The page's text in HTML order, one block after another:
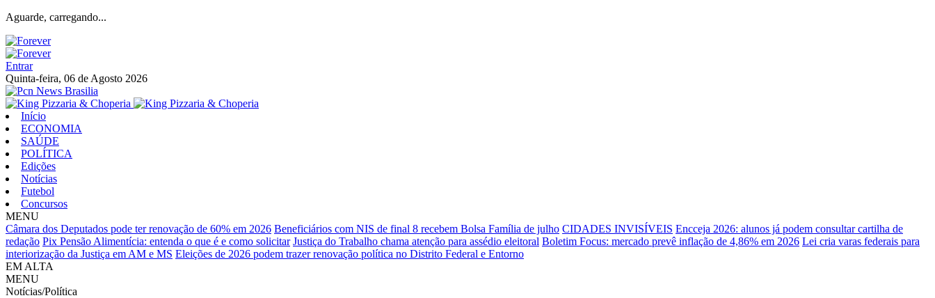
Aguarde, carregando...
Entrar
Quinta-feira, 06 de Agosto 2026
Início
ECONOMIA
SAÚDE
POLÍTICA
Edições
Notícias
Futebol
Concursos
MENU
Câmara dos Deputados pode ter renovação de 60% em 2026 Beneficiários com NIS de final 8 recebem Bolsa Família de julho CIDADES INVISÍVEIS Encceja 2026: alunos já podem consultar cartilha de
redação Pix Pensão Alimentícia: entenda o que é e como solicitar Justiça do Trabalho chama atenção para assédio eleitoral Boletim Focus: mercado prevê inflação de 4,86% em 2026 Lei cria varas federais para
interiorização da Justiça em AM e MS Eleições de 2026 podem trazer renovação política no Distrito Federal e Entorno
EM ALTA
MENU
Notícias/Política